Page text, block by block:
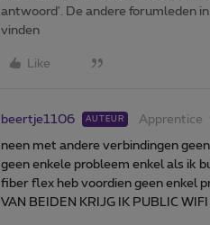
antwoord'. De andere forumleden
vinden
Like
beertje1106 AUTEUR Apprentice
neen met andere verbindingen
geen enkele probleem enkel als ik
fiber flex heb voordien geen enkel
VAN BEIDEN KRIJG IK PUBLIC